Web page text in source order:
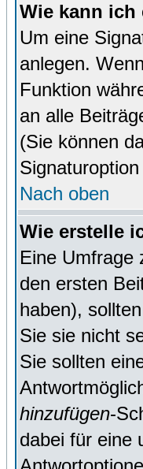
Wie kann ich
Um eine
anlegen.
Funktion
an alle
(Sie können
Nach oben
Wie erstelle
Eine Umfrage
den ersten
haben),
Sie sie nicht
Sie sollten
hinzufügen-
dabei für eine